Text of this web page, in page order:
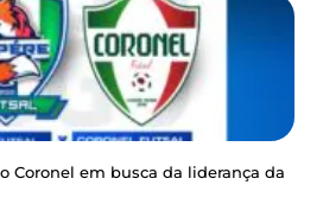
Coronel em busca da liderança da